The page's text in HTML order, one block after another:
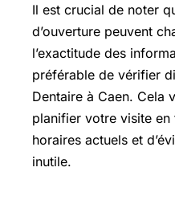
Il est crucial de noter
d’ouverture peuvent
l’exactitude des
préférable de vérifier
Dentaire à Caen. Cela
planifier votre visite
horaires actuels et
inutile.